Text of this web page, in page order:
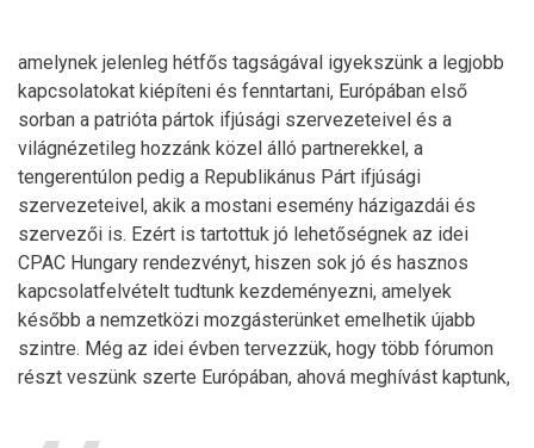
amelynek jelenleg hétfős tagságával igyekszünk a legjobb
kapcsolatokat kiépíteni és fenntartani, Európában első
sorban a patrióta pártok ifjúsági szervezeteivel és a
világnézetileg hozzánk közel álló partnerekkel, a
tengerentúlon pedig a Republikánus Párt ifjúsági
szervezeteivel, akik a mostani esemény házigazdái és
szervezői is. Ezért is tartottuk jó lehetőségnek az idei
CPAC Hungary rendezvényt, hiszen sok jó és hasznos
kapcsolatfelvételt tudtunk kezdeményezni, amelyek
később a nemzetközi mozgásterünket emelhetik újabb
szintre. Még az idei évben tervezzük, hogy több fórumon
részt veszünk szerte Európában, ahová meghívást kaptunk,